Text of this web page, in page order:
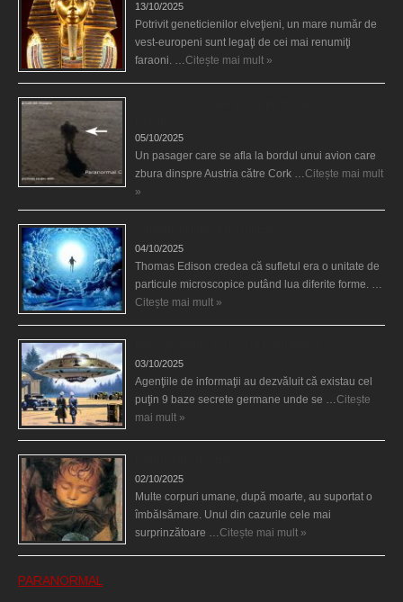
13/10/2025
Potrivit geneticienilor elveţieni, un mare număr de
vest-europeni sunt legaţi de cei mai renumiţi
faraoni. …Citește mai mult »
05/10/2025
Un pasager care se afla la bordul unui avion care
zbura dinspre Austria către Cork …Citește mai mult
»
04/10/2025
Thomas Edison credea că sufletul era o unitate de
particule microscopice putând lua diferite forme. …
Citește mai mult »
03/10/2025
Agenţiile de informaţii au dezvăluit că existau cel
puţin 9 baze secrete germane unde se …Citește
mai mult »
02/10/2025
Multe corpuri umane, după moarte, au suportat o
îmbălsămare. Unul din cazurile cele mai
surprinzătoare …Citește mai mult »
PARANORMAL